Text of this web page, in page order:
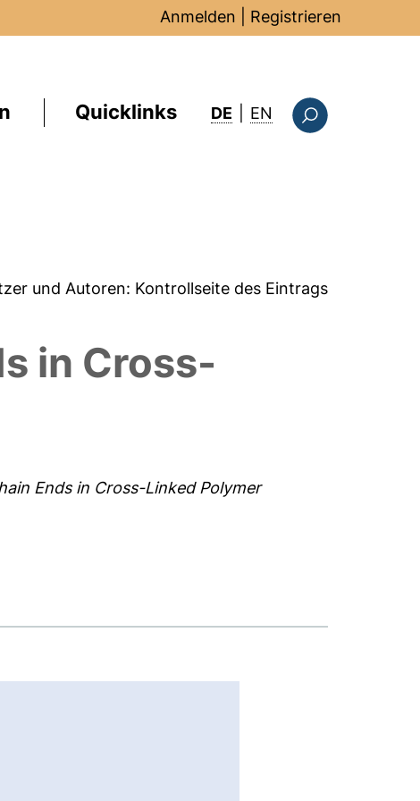
Anmelden Registrieren
Quicklinks DE EN : this page in
und Autoren: Kontrollseite des Eintrags
in Cross-
Ends in Cross-Linked Polymer